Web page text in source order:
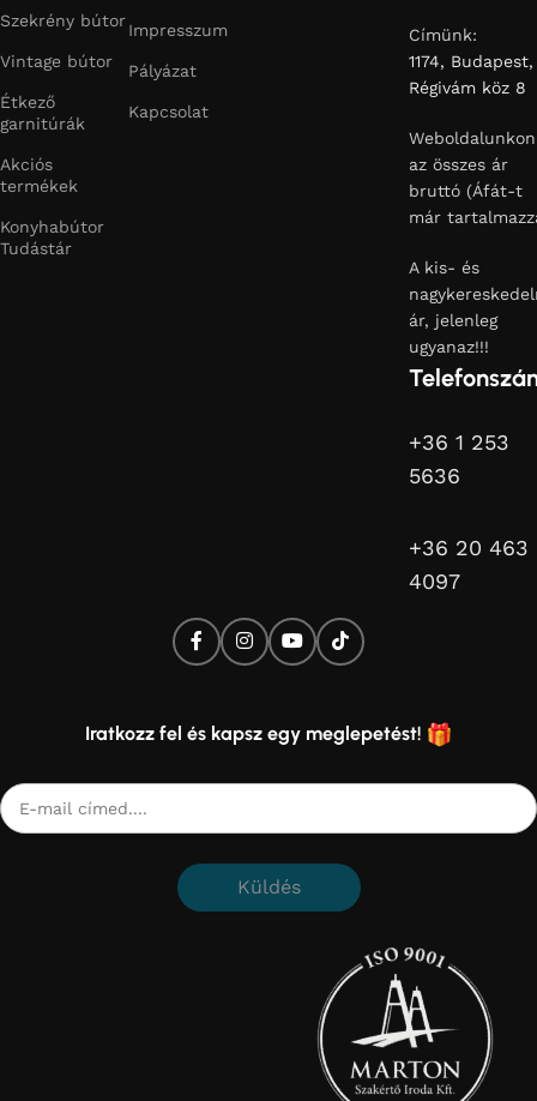
Szekrény bútor
Vintage bútor
Étkező
garnitúrák
Akciós
termékek
Konyhabútor
Tudástár
Impresszum
Pályázat
Kapcsolat
Címünk:
1174, Budapest,
Régivám köz 8
Weboldalunkon
az összes ár
bruttó (Áfát-t
már
A kis- és
ár, jelenleg
ugyanaz!!!
+36 1 253
5636
+36 20 463
4097
Iratkozz fel és kapsz egy meglepetést!
Küldés